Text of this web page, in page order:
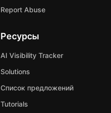
Report Abuse
Ресурсы
AI Visibility Tracker
Solutions
Список предложений
Tutorials